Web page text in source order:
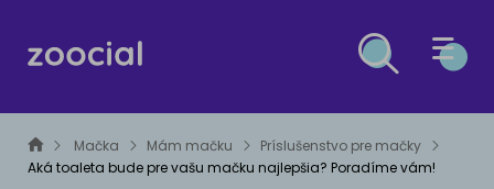
PES Mačka Mám mačku
Príslušenstvo pre mačky
Aká toaleta bude pre vašu mačku najlepšia? Poradíme vám!